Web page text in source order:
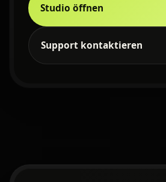
Studio öffnen
Support kontaktieren